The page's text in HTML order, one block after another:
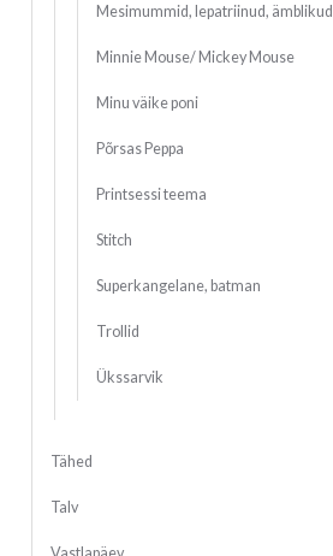
Mesimummid, lepatriinud, ämblikud
Minnie Mouse/ Mickey Mouse
Minu väike poni
Põrsas Peppa
Printsessi teema
Stitch
Superkangelane, batman
Trollid
Ükssarvik
Tähed
Talv